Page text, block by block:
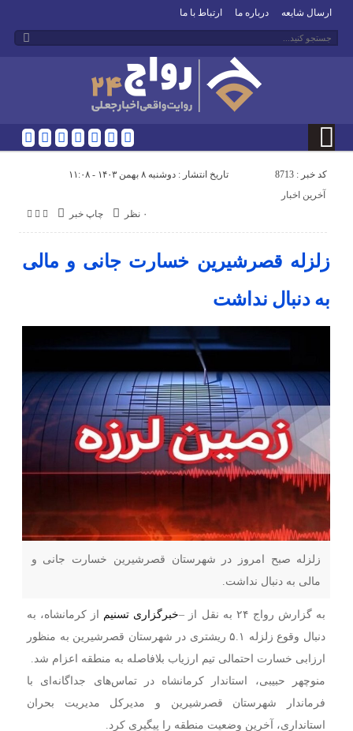
ارسال شایعه درباره ما ارتباط با ما
کد خبر : 8713 تاریخ انتشار : دوشنبه ۸ بهمن ۱۴۰۳ - ۱۱:۰۸
چاپ خبر ۰ نظر
آخرین اخبار
زلزله قصرشیرین خسارت جانی و مالی
به دنبال نداشت
زلزله صبح امروز در شهرستان قصرشیرین خسارت جانی و
مالی به دنبال نداشت.
به گزارش رواج ۲۴ به نقل از – خبرگزاری تسنیم از کرمانشاه، به
دنبال وقوع زلزله ۵.۱ ریشتری در شهرستان قصرشیرین به منظور
ارزابی خسارت احتمالی تیم ارزیاب بلافاصله به منطقه اعزام شد.
منوچهر حبیبی، استاندار کرمانشاه در تماس‌های جداگانه‌ای با
فرماندار شهرستان قصرشیرین و مدیرکل مدیریت بحران
استانداری، آخرین وضعیت منطقه را پیگیری کرد.